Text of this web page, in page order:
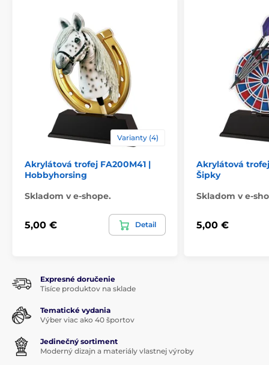
Varianty (4)
Akrylátová trofej FA200M41 |
Hobbyhorsing
Skladom v e-shope.
5,00 € Detail
Akrylátová trofej
Šipky
Skladom v e-
5,00 €
Expresné doručenie
Tisíce produktov na sklade
Tematické vydania
Výber viac ako 40 športov
Jedinečný sortiment
Moderný dizajn a materiály vlastnej výroby